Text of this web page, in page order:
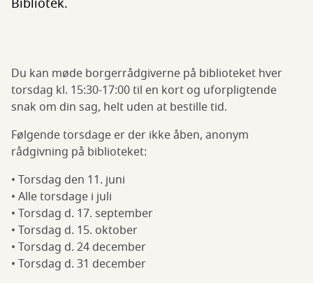
Du kan møde borgerrådgiverne på biblioteket hver
torsdag kl. 15:30-17:00 til en kort og uforpligtende
snak om din sag, helt uden at bestille tid.
Følgende torsdage er der ikke åben, anonym
rådgivning på biblioteket:
• Torsdag den 11. juni
• Alle torsdage i juli
• Torsdag d. 17. september
• Torsdag d. 15. oktober
• Torsdag d. 24 december
• Torsdag d. 31 december